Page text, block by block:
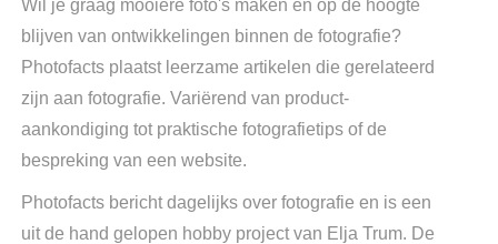
Wil je graag mooiere foto's maken en op de hoogte
blijven van ontwikkelingen binnen de fotografie?
Photofacts plaatst leerzame artikelen die gerelateerd
zijn aan fotografie. Variërend van product-
aankondiging tot praktische fotografietips of de
bespreking van een website.
Photofacts bericht dagelijks over fotografie en is een
uit de hand gelopen hobby project van Elja Trum. De